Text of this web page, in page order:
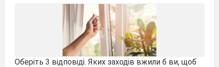
Оберіть 3 відповіді. Яких заходів вжили б ви, щоб